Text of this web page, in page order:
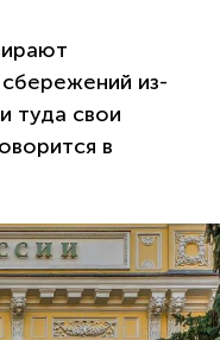
из-
туда свои
в